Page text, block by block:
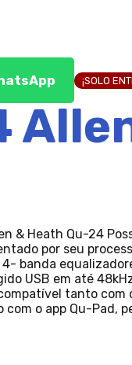
¡SOLO
& Heath Qu-24
por seu
banda
USB em até
tanto com
com o app Qu-Pad,